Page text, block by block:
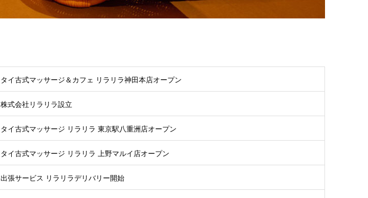
タイ古式マッサージ＆カフェ リラリラ神田本店オープン
株式会社リラリラ設立
タイ古式マッサージ リラリラ 東京駅八重洲店オープン
タイ古式マッサージ リラリラ 上野マルイ店オープン
出張サービス リラリラデリバリー開始